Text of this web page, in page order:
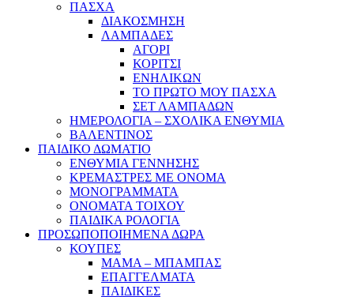
ΠΑΣΧΑ
ΔΙΑΚΟΣΜΗΣΗ
ΛΑΜΠΑΔΕΣ
ΑΓΟΡΙ
ΚΟΡΙΤΣΙ
ΕΝΗΛΙΚΩΝ
ΤΟ ΠΡΩΤΟ ΜΟΥ ΠΑΣΧΑ
ΣΕΤ ΛΑΜΠΑΔΩΝ
ΗΜΕΡΟΛΟΓΙΑ – ΣΧΟΛΙΚΑ ΕΝΘΥΜΙΑ
ΒΑΛΕΝΤΙΝΟΣ
ΠΑΙΔΙΚΟ ΔΩΜΑΤΙΟ
ΕΝΘΥΜΙΑ ΓΕΝΝΗΣΗΣ
ΚΡΕΜΑΣΤΡΕΣ ΜΕ ΟΝΟΜΑ
ΜΟΝΟΓΡΑΜΜΑΤΑ
ΟΝΟΜΑΤΑ ΤΟΙΧΟΥ
ΠΑΙΔΙΚΑ ΡΟΛΟΓΙΑ
ΠΡΟΣΩΠΟΠΟΙΗΜΕΝΑ ΔΩΡΑ
ΚΟΥΠΕΣ
ΜΑΜΑ – ΜΠΑΜΠΑΣ
ΕΠΑΓΓΕΛΜΑΤΑ
ΠΑΙΔΙΚΕΣ